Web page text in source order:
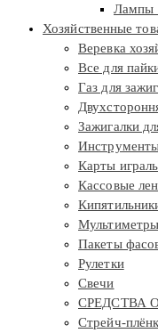
Лампы
Хозяйственные
Веревка
Все для
Газ для
Зажигалки
Карты
Кассовые
Мультиметры
Пакеты
Рулетки
Свечи
СРЕДСТВА
Стрейч-